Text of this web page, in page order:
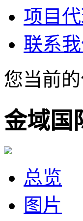
项目
联系我
您当前
金域国
总览
图片